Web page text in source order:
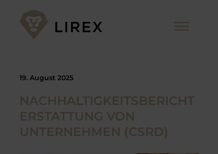
springen
19. August 2025
NACHHALTIGKEITSBERICHT
ERSTATTUNG VON
UNTERNEHMEN (CSRD)